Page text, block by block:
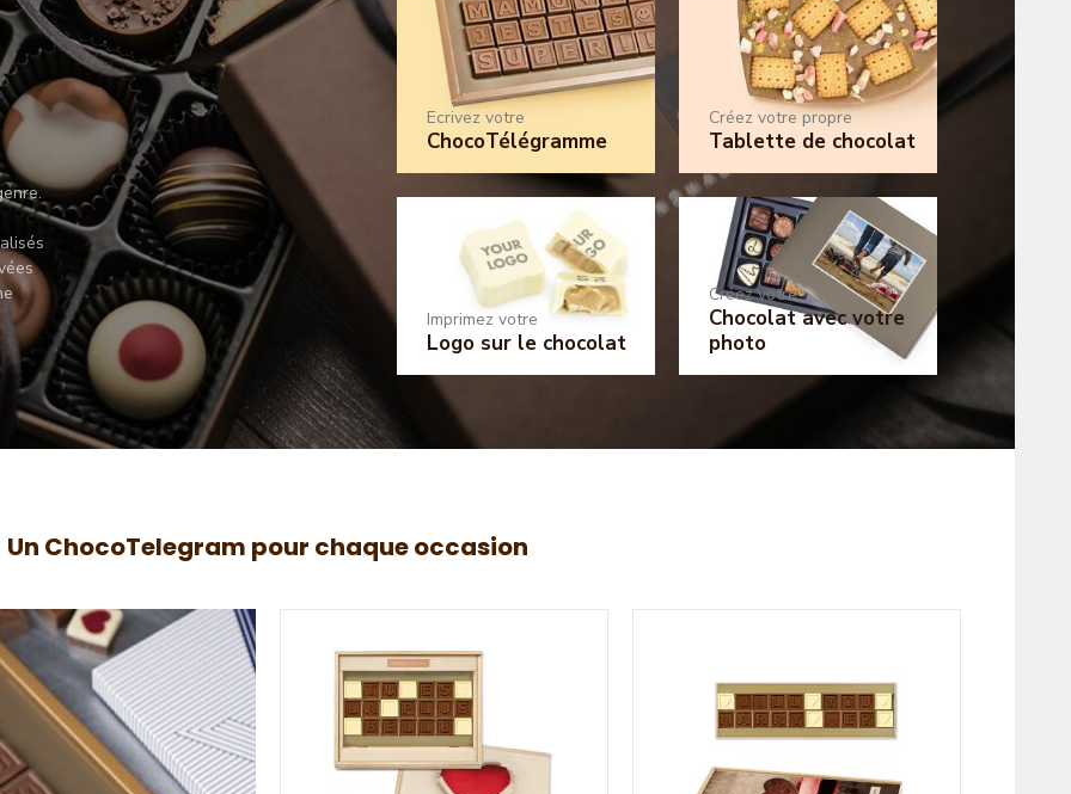
Ecrivez votre
ChocoTélégramme
Créez votre propre
Tablette de chocolat
Imprimez votre
Logo sur le chocolat
Créez votre
Chocolat avec votre
photo
Un ChocoTelegram pour chaque occasion